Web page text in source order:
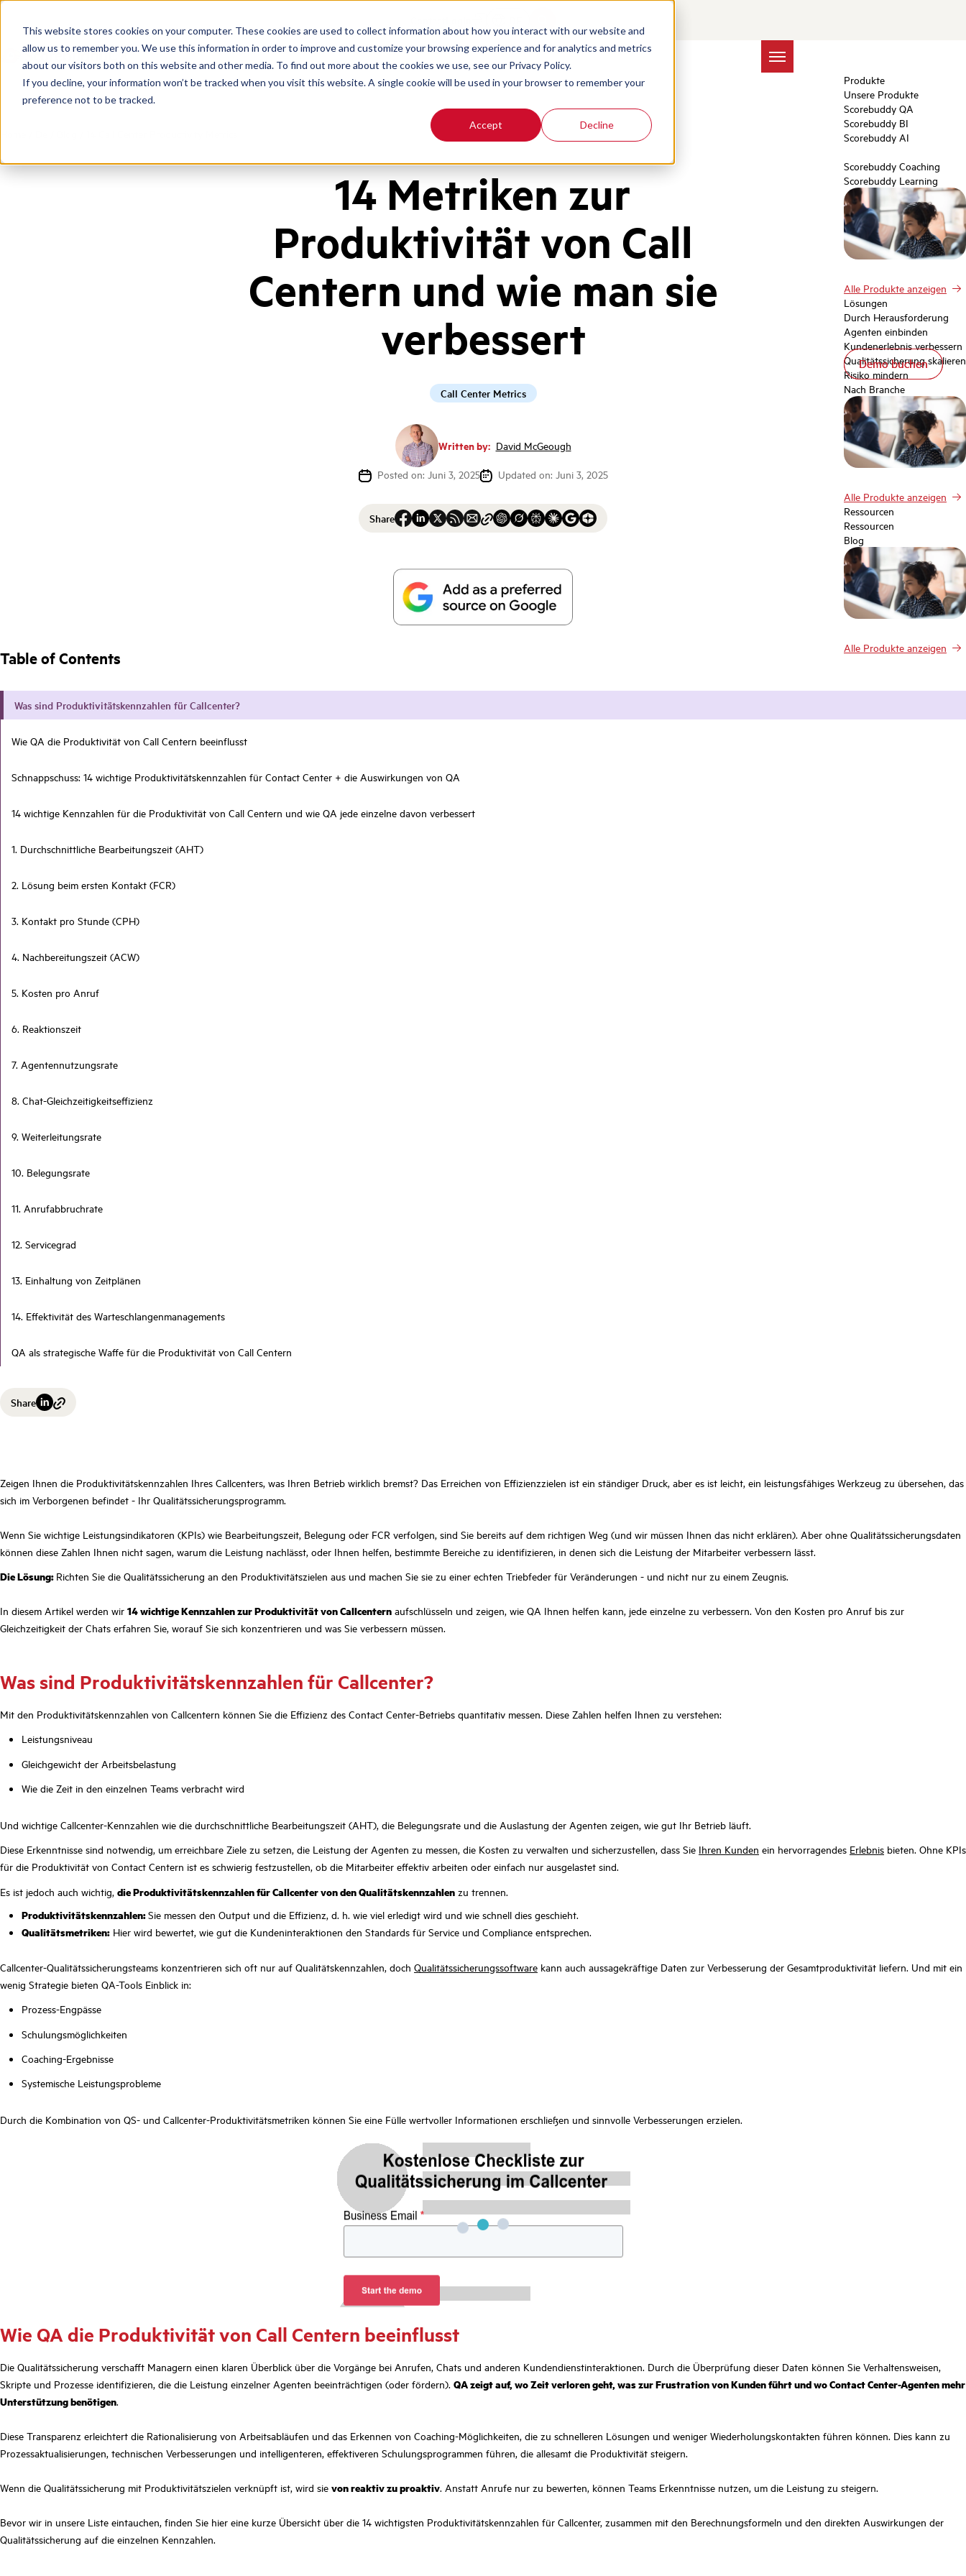
This website stores cookies on your computer. These cookies are used to collect information about how you interact with our website and
allow us to remember you. We use this information in order to improve and customize your browsing experience and for analytics and metrics
about our visitors both on this website and other media. To find out more about the cookies we use, see our Privacy Policy.
If you decline, your information won’t be tracked when you visit this website. A single cookie will be used in your browser to remember your
preference not to be tracked.
Accept Decline
Produkte
Unsere Produkte
Scorebuddy QA
Scorebuddy BI
Scorebuddy AI
Scorebuddy Coaching
Scorebuddy Learning
Alle Produkte anzeigen
Lösungen
Durch Herausforderung
Agenten einbinden
Kundenerlebnis verbessern
Qualitätssicherung skalieren
Risiko mindern
Nach Branche
Alle Produkte anzeigen
Ressourcen
Ressourcen
Blog
Alle Produkte anzeigen
Demo buchen
Demo buchen
14 Metriken zur
Produktivität von Call
Centern und wie man sie
verbessert
Call Center Metrics
Written by: David McGeough
Posted on: Juni 3, 2025
Updated on: Juni 3, 2025
Share
Table of Contents
Was sind Produktivitätskennzahlen für Callcenter?
Wie QA die Produktivität von Call Centern beeinflusst
Schnappschuss: 14 wichtige Produktivitätskennzahlen für Contact Center + die Auswirkungen von QA
14 wichtige Kennzahlen für die Produktivität von Call Centern und wie QA jede einzelne davon verbessert
1. Durchschnittliche Bearbeitungszeit (AHT)
2. Lösung beim ersten Kontakt (FCR)
3. Kontakt pro Stunde (CPH)
4. Nachbereitungszeit (ACW)
5. Kosten pro Anruf
6. Reaktionszeit
7. Agentennutzungsrate
8. Chat-Gleichzeitigkeitseffizienz
9. Weiterleitungsrate
10. Belegungsrate
11. Anrufabbruchrate
12. Servicegrad
13. Einhaltung von Zeitplänen
14. Effektivität des Warteschlangenmanagements
QA als strategische Waffe für die Produktivität von Call Centern
Share
Zeigen Ihnen die Produktivitätskennzahlen Ihres Callcenters, was Ihren Betrieb wirklich bremst? Das Erreichen von Effizienzzielen ist ein ständiger Druck, aber es ist leicht, ein leistungsfähiges Werkzeug zu übersehen, das
sich im Verborgenen befindet - Ihr Qualitätssicherungsprogramm.
Wenn Sie wichtige Leistungsindikatoren (KPIs) wie Bearbeitungszeit, Belegung oder FCR verfolgen, sind Sie bereits auf dem richtigen Weg (und wir müssen Ihnen das nicht erklären). Aber ohne Qualitätssicherungsdaten
können diese Zahlen Ihnen nicht sagen, warum die Leistung nachlässt, oder Ihnen helfen, bestimmte Bereiche zu identifizieren, in denen sich die Leistung der Mitarbeiter verbessern lässt.
Die Lösung: Richten Sie die Qualitätssicherung an den Produktivitätszielen aus und machen Sie sie zu einer echten Triebfeder für Veränderungen - und nicht nur zu einem Zeugnis.
In diesem Artikel werden wir 14 wichtige Kennzahlen zur Produktivität von Callcentern aufschlüsseln und zeigen, wie QA Ihnen helfen kann, jede einzelne zu verbessern. Von den Kosten pro Anruf bis zur
Gleichzeitigkeit der Chats erfahren Sie, worauf Sie sich konzentrieren und was Sie verbessern müssen.
Was sind Produktivitätskennzahlen für Callcenter?
Mit den Produktivitätskennzahlen von Callcentern können Sie die Effizienz des Contact Center-Betriebs quantitativ messen. Diese Zahlen helfen Ihnen zu verstehen:
Leistungsniveau
Gleichgewicht der Arbeitsbelastung
Wie die Zeit in den einzelnen Teams verbracht wird
Und wichtige Callcenter-Kennzahlen wie die durchschnittliche Bearbeitungszeit (AHT), die Belegungsrate und die Auslastung der Agenten zeigen, wie gut Ihr Betrieb läuft.
Diese Erkenntnisse sind notwendig, um erreichbare Ziele zu setzen, die Leistung der Agenten zu messen, die Kosten zu verwalten und sicherzustellen, dass Sie Ihren Kunden ein hervorragendes Erlebnis bieten. Ohne KPIs
für die Produktivität von Contact Centern ist es schwierig festzustellen, ob die Mitarbeiter effektiv arbeiten oder einfach nur ausgelastet sind.
Es ist jedoch auch wichtig, die Produktivitätskennzahlen für Callcenter von den Qualitätskennzahlen zu trennen.
Produktivitätskennzahlen:Sie messen den Output und die Effizienz, d. h. wie viel erledigt wird und wie schnell dies geschieht.
Qualitätsmetriken: Hier wird bewertet, wie gut die Kundeninteraktionen den Standards für Service und Compliance entsprechen.
Callcenter-Qualitätssicherungsteams konzentrieren sich oft nur auf Qualitätskennzahlen, doch Qualitätssicherungssoftware kann auch aussagekräftige Daten zur Verbesserung der Gesamtproduktivität liefern. Und mit ein
wenig Strategie bieten QA-Tools Einblick in:
Prozess-Engpässe
Schulungsmöglichkeiten
Coaching-Ergebnisse
Systemische Leistungsprobleme
Durch die Kombination von QS- und Callcenter-Produktivitätsmetriken können Sie eine Fülle wertvoller Informationen erschließen und sinnvolle Verbesserungen erzielen.
Wie QA die Produktivität von Call Centern beeinflusst
Die Qualitätssicherung verschafft Managern einen klaren Überblick über die Vorgänge bei Anrufen, Chats und anderen Kundendienstinteraktionen. Durch die Überprüfung dieser Daten können Sie Verhaltensweisen,
Skripte und Prozesse identifizieren, die die Leistung einzelner Agenten beeinträchtigen (oder fördern). QA zeigt auf, wo Zeit verloren geht, was zur Frustration von Kunden führt und wo Contact Center-Agenten mehr
Unterstützung benötigen.
Diese Transparenz erleichtert die Rationalisierung von Arbeitsabläufen und das Erkennen von Coaching-Möglichkeiten, die zu schnelleren Lösungen und weniger Wiederholungskontakten führen können. Dies kann zu
Prozessaktualisierungen, technischen Verbesserungen und intelligenteren, effektiveren Schulungsprogrammen führen, die allesamt die Produktivität steigern.
Wenn die Qualitätssicherung mit Produktivitätszielen verknüpft ist, wird sie von reaktiv zu proaktiv. Anstatt Anrufe nur zu bewerten, können Teams Erkenntnisse nutzen, um die Leistung zu steigern.
Bevor wir in unsere Liste eintauchen, finden Sie hier eine kurze Übersicht über die 14 wichtigsten Produktivitätskennzahlen für Callcenter, zusammen mit den Berechnungsformeln und den direkten Auswirkungen der
Qualitätssicherung auf die einzelnen Kennzahlen.